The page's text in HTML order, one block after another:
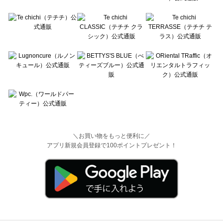
＼お買い物をもっと便利に／
アプリ新規会員登録で100ポイントプレゼント！